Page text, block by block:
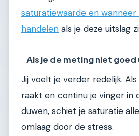
saturatiewaarde en
handelen als je deze uitslag
Als je de meting niet
Jij voelt je verder redelijk.
raakt en continu je vinger in
duwen, schiet je saturatie
omlaag door de stress.